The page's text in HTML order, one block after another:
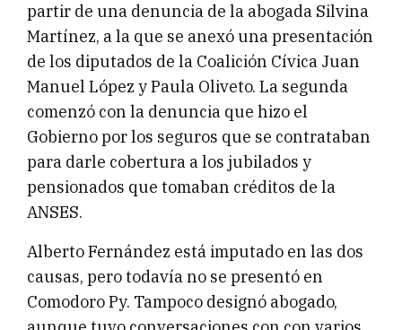
partir de una denuncia de la abogada Silvina
Martínez, a la que se anexó una presentación
de los diputados de la Coalición Cívica Juan
Manuel López y Paula Oliveto. La segunda
comenzó con la denuncia que hizo el
Gobierno por los seguros que se contrataban
para darle cobertura a los jubilados y
pensionados que tomaban créditos de la
ANSES.
Alberto Fernández está imputado en las dos
causas, pero todavía no se presentó en
Comodoro Py. Tampoco designó abogado,